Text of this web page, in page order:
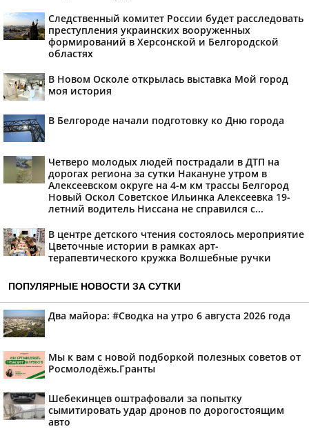
Следственный комитет России будет расследовать
преступления украинских вооруженных
формирований в Херсонской и Белгородской
областях
В Новом Осколе открылась выставка Мой город
моя история
В Белгороде начали подготовку ко Дню города
Четверо молодых людей пострадали в ДТП на
дорогах региона за сутки Накануне утром в
Алексеевском округе на 4-м км трассы Белгород
Новый Оскол Советское Ильинка Алексеевка 19-
летний водитель Ниссана не справился с...
В центре детского чтения состоялось мероприятие
Цветочные истории в рамках арт-
терапевтического кружка Волшебные ручки
ПОПУЛЯРНЫЕ НОВОСТИ ЗА СУТКИ
Два майора: #Сводка на утро 6 августа 2026 года
Мы к вам с новой подборкой полезных советов от
Росмолодёжь.Гранты
Шебекинцев оштрафовали за попытку
сымитировать удар дронов по дорогостоящим
авто